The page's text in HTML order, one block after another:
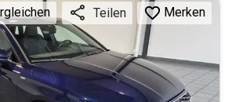
Teilen Merken